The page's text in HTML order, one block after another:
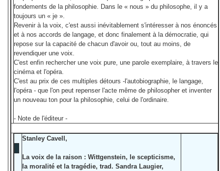
fondements de la philosophie. Dans le « nous » du philosophe, il y a
toujours un « je ».
Revenir à la voix, c'est aussi inévitablement s'intéresser à nos énoncés
et à nos accords de langage, et donc finalement à la démocratie, qui
repose sur la capacité de chacun d'avoir ou, tout au moins, de
revendiquer une voix.
C'est enfin rechercher une voix pure, une parole exemplaire, à travers le
cinéma et l'opéra.
C'est au prix de ces multiples détours -l'autobiographie, le langage,
l'opéra - que l'on peut repenser l'acte même de philosopher et inventer
un nouveau ton pour la philosophie, celui de l'ordinaire.
- Note de l'éditeur -
Stanley Cavell,
La voix de la raison : Wittgenstein, le scepticisme,
la moralité et la tragédie, trad. Sandra Laugier,